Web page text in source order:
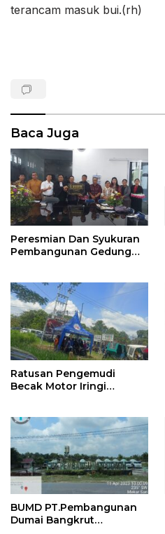
terancam masuk bui.(rh)
Baca Juga
Peresmian Dan Syukuran
Pembangunan Gedung
Ratusan Pengemudi
Becak Motor Iringi
Mendaftar Ke KPU Kota
Dumai
BUMD PT.Pembangunan
Dumai Bangkrut